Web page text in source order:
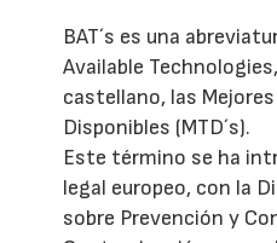
BAT´s es una
Available
castellano, las
Disponibles (MTD´s).
Este término se ha
legal europeo, con la
sobre Prevención y